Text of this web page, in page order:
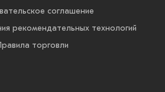
соглашение
рекомендательных технологий
торговли